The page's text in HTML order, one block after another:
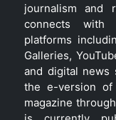
journalism and
connects with
platforms
Galleries,
and digital news
the e-version of
magazine